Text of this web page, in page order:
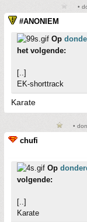
•
#ANONIEM
Op
het volgende:
[..]
EK-shorttrack
Karate
•
chufi
Op
volgende:
[..]
Karate